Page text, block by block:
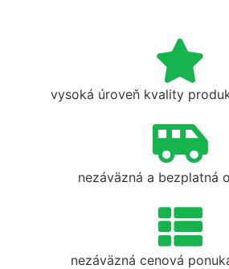
vysoká úroveň kvality
nezáväzná a bezplatná
nezáväzná cenová